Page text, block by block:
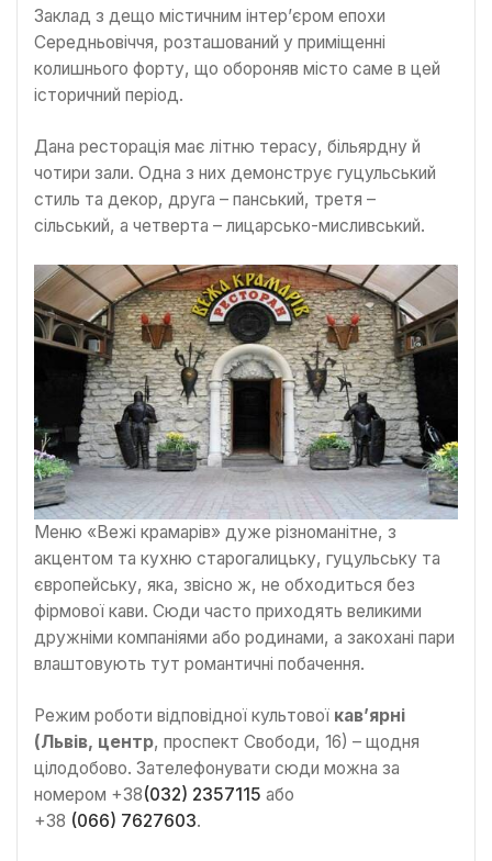
Заклад з дещо містичним інтер’єром епохи
Середньовіччя, розташований у приміщенні
колишнього форту, що обороняв місто саме в цей
історичний період.
Дана ресторація має літню терасу, більярдну й
чотири зали. Одна з них демонструє гуцульський
стиль та декор, друга – панський, третя –
сільський, а четверта – лицарсько-мисливський.
Меню «Вежі крамарів» дуже різноманітне, з
акцентом та кухню старогалицьку, гуцульську та
європейську, яка, звісно ж, не обходиться без
фірмової кави. Сюди часто приходять великими
дружніми компаніями або родинами, а закохані пари
влаштовують тут романтичні побачення.
Режим роботи відповідної культової кав’ярні
(Львів, центр, проспект Свободи, 16) – щодня
цілодобово. Зателефонувати сюди можна за
номером +38(032) 2357115 або
+38 (066) 7627603.